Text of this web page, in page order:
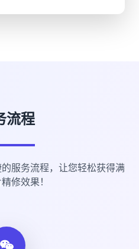
流程
服务流程，让您轻松获得满
修效果！